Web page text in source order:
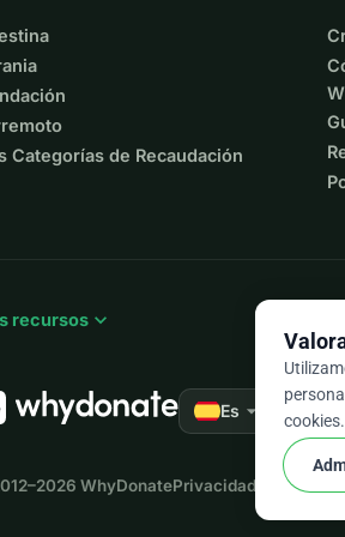
Categorías de Recaudación
recursos expand_more
Es arrow_drop_down
WhyDonatePrivacidad y cookies